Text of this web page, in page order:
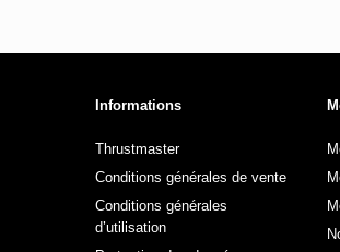
Informations
Thrustmaster
Conditions générales de vente
Conditions générales
d’utilisation